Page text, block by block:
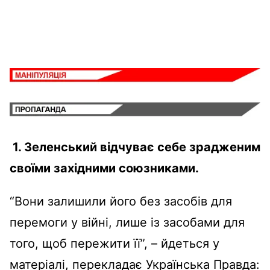
1. Зеленський відчуває себе зрадженим
своїми західними союзниками.
“Вони залишили його без засобів для
перемоги у війні, лише із засобами для
того, щоб пережити її”, – йдеться у
матеріалі, перекладає Українська Правда: